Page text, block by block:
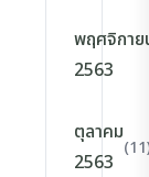
พฤศจิกาย
2563
ตุลาคม
2563